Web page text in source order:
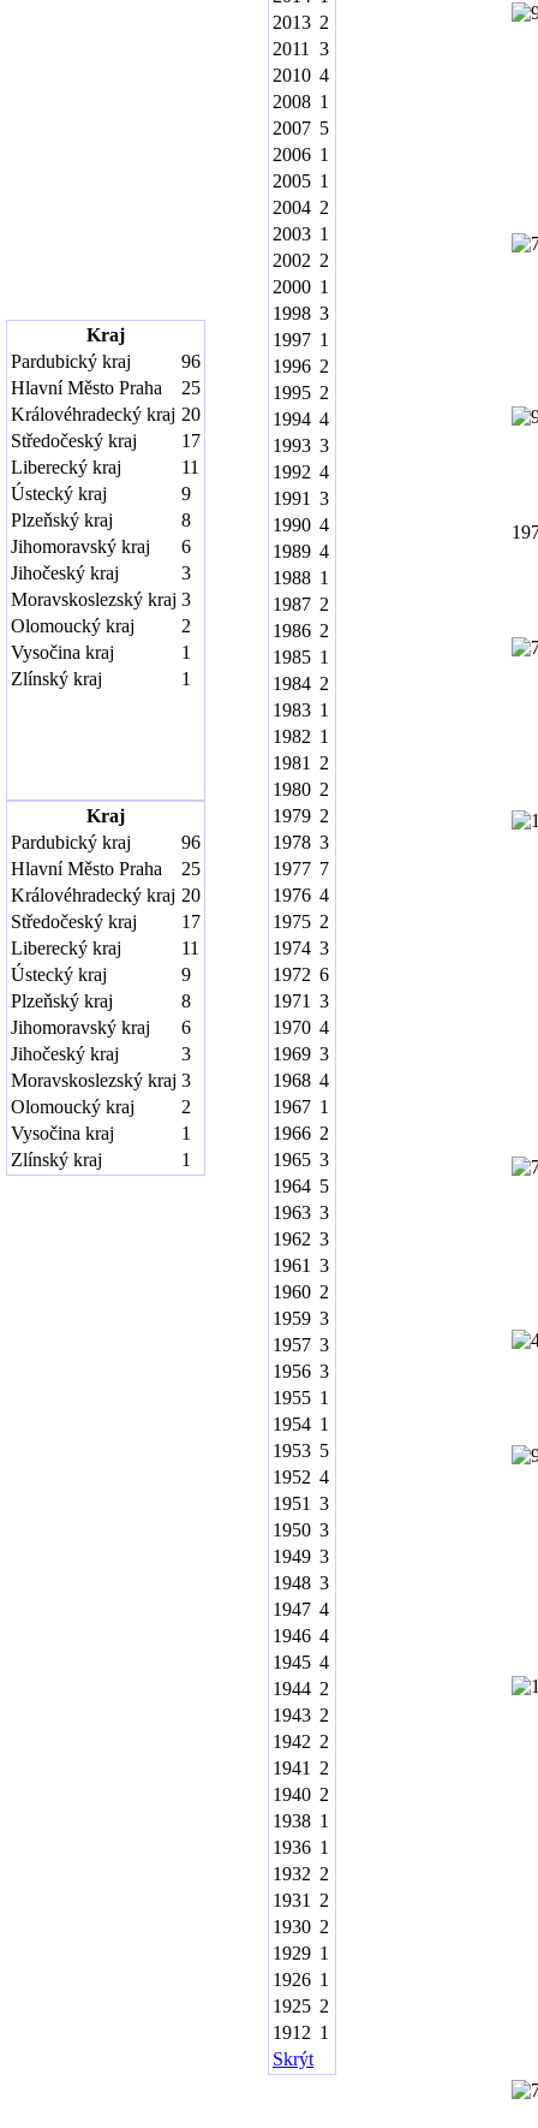
Kraj
Pardubický kraj
96
Hlavní Město Praha
25
Královéhradecký kraj 20
Středočeský kraj
17
Liberecký kraj
11
Ústecký kraj
9
Plzeňský kraj
8
Jihomoravský kraj
6
Jihočeský kraj
3
Moravskoslezský kraj 3
Olomoucký kraj
2
Vysočina kraj
1
Zlínský kraj
1
Kraj
Pardubický kraj
96
Hlavní Město Praha
25
Královéhradecký kraj 20
Středočeský kraj
17
Liberecký kraj
11
Ústecký kraj
9
Plzeňský kraj
8
Jihomoravský kraj
6
Jihočeský kraj
3
Moravskoslezský kraj 3
Olomoucký kraj
2
Vysočina kraj
1
Zlínský kraj
1
2013 2
2011
3
2010 4
2008 1
2007 5
2006 1
2005 1
2004 2
2003 1
2002 2
2000 1
1998 3
1997 1
1996 2
1995 2
1994 4
1993 3
1992 4
1991 3
1990 4
1989 4
1988 1
1987 2
1986 2
1985 1
1984 2
1983 1
1982 1
1981
2
1980 2
1979 2
1978 3
1977 7
1976 4
1975 2
1974 3
1972 6
1971 3
1970 4
1969 3
1968 4
1967 1
1966 2
1965 3
1964 5
1963 3
1962 3
1961 3
1960 2
1959 3
1957 3
1956 3
1955 1
1954 1
1953 5
1952 4
1951 3
1950 3
1949 3
1948 3
1947 4
1946 4
1945 4
1944 2
1943 2
1942 2
1941
2
1940 2
1938 1
1936 1
1932 2
1931
2
1930 2
1929 1
1926 1
1925 2
1912 1
Skrýt